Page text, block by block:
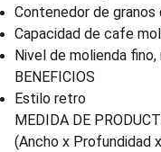
Contenedor de
Capacidad de cafe
Nivel de molienda
BENEFICIOS
Estilo retro
MEDIDA DE
(Ancho x Profundidad